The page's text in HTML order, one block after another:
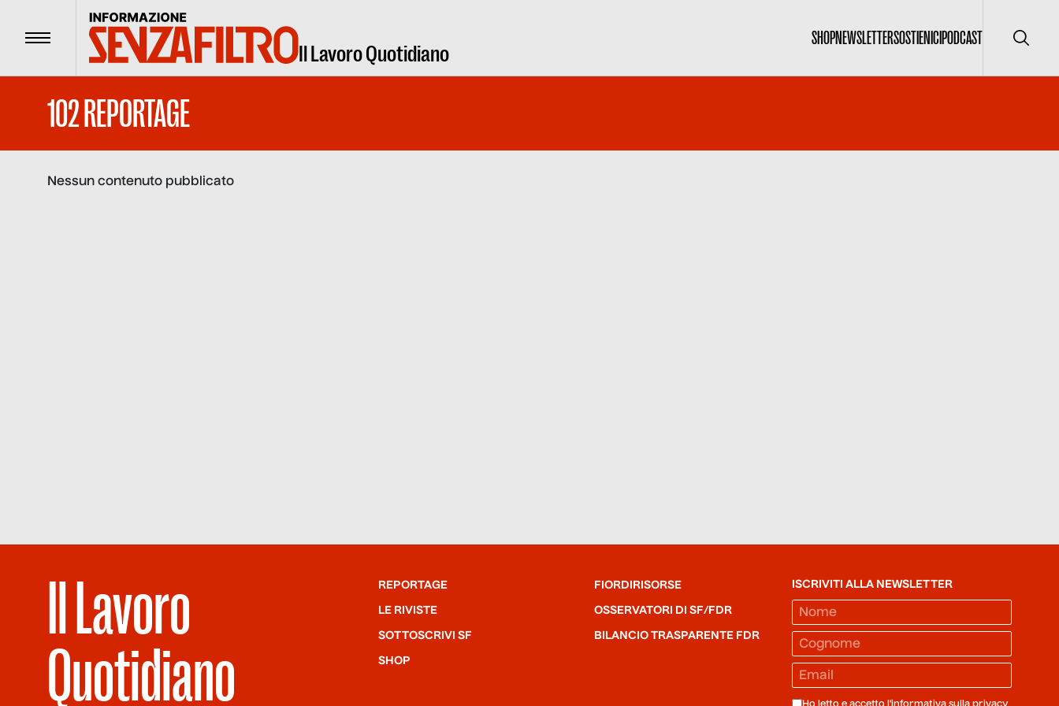
Menu Il Lavoro Quotidiano
SHOPNEWSLETTERSOSTIENICIPODCAST Cerca
102 REPORTAGE
Nessun contenuto pubblicato
Il Lavoro
Quotidiano
REPORTAGE
LE RIVISTE
SOTTOSCRIVI SF
SHOP
FIORDIRISORSE
OSSERVATORI DI SF/FDR
BILANCIO TRASPARENTE FDR
ISCRIVITI ALLA NEWSLETTER